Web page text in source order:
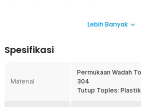
meminimalkan masuknya udara ke dalam
sehingga membantu menjaga aroma serta
disimpan. Sangat cocok digunakan sebagai
biji kopi maupun kopi bubuk agar tetap
Lebih Banyak
Spesifikasi
Material
Permukaan Wadah
304
Tutup Toples: